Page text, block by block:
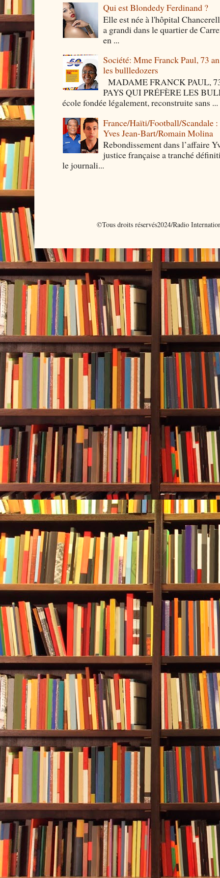
Qui est Blondedy Ferdinand ?
Elle est née à l'hôpital
a grandi dans le quartier de
en ...
Société: Mme Franck Paul, 73
les bullledozers
MADAME FRANCK PAUL,
PAYS QUI PRÉFÈRE LES
école fondée légalement, reconstruite sans ...
France/Haïti/Football/Scandale
Yves Jean-Bart/Romain Molina
Rebondissement dans l’affaire
justice française a tranché
le journali...
©Tous droits réservés2024/Radio